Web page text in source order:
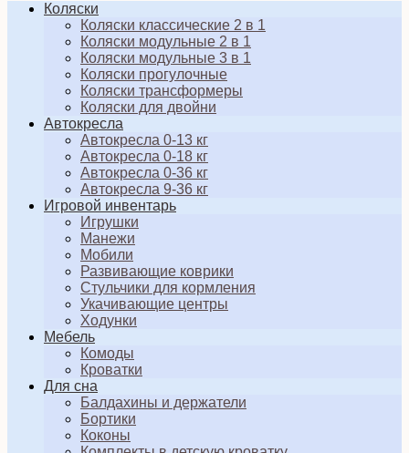
Коляски
Коляски классические 2 в 1
Коляски модульные 2 в 1
Коляски модульные 3 в 1
Коляски прогулочные
Коляски трансформеры
Коляски для двойни
Автокресла
Автокресла 0-13 кг
Автокресла 0-18 кг
Автокресла 0-36 кг
Автокресла 9-36 кг
Игровой инвентарь
Игрушки
Манежи
Мобили
Развивающие коврики
Стульчики для кормления
Укачивающие центры
Ходунки
Мебель
Комоды
Кроватки
Для сна
Балдахины и держатели
Бортики
Коконы